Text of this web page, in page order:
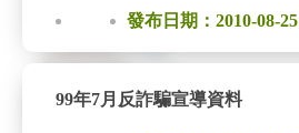
發布日期：2010-08-25
99年7月反詐騙宣導資料